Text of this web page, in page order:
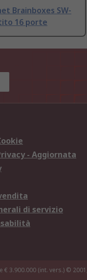
Brainboxes SW-
16 porte
- Aggiornata
di servizio
€ 3.900.000 (int. vers.) ©